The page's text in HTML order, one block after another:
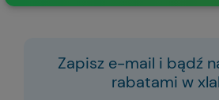
Zapisz e-mail i bądź
rabatami w